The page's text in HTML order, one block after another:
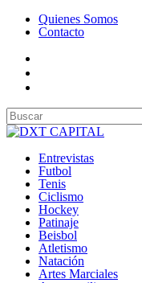
Quienes Somos
Contacto
Entrevistas
Futbol
Tenis
Ciclismo
Hockey
Patinaje
Beisbol
Atletismo
Natación
Artes Marciales